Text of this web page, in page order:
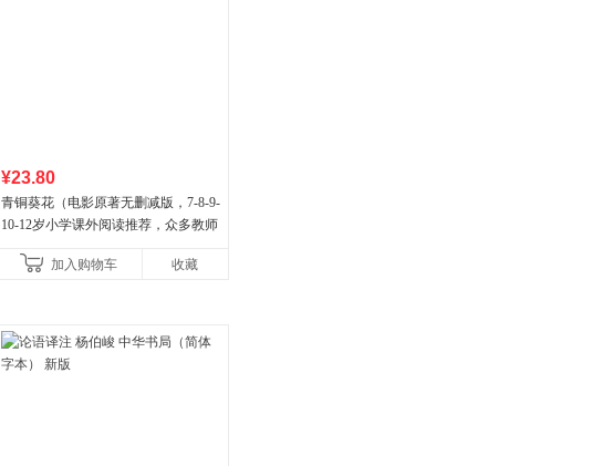
¥23.80
青铜葵花（电影原著无删减版，7-8-9-
10-12岁小学课外阅读推荐，众多教师
加入购物车
收藏